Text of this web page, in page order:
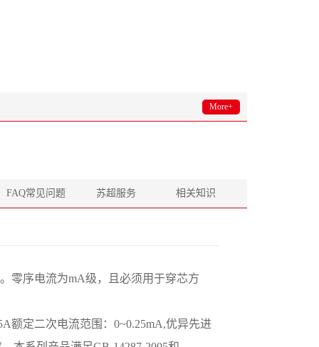
More+
FAQ常见问题 苏超服务 相关知识
零序电流为mA级，且必须用于穿芯方
额定二次电流范围：0~0.25mA,优异先进